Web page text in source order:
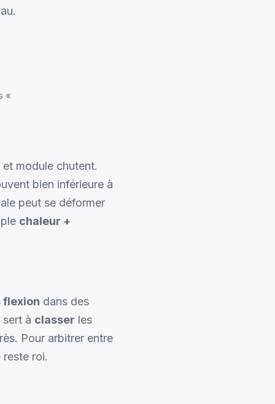
«
module chutent.
bien inférieure à
peut se déformer
chaleur +
flexion dans des
à classer les
Pour arbitrer entre
roi.